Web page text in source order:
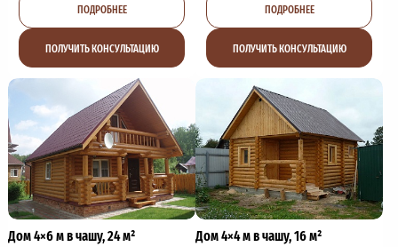
ПОДРОБНЕЕ
ПОЛУЧИТЬ КОНСУЛЬТАЦИЮ
ПОДРОБНЕЕ
ПОЛУЧИТЬ КОНСУЛЬТАЦИЮ
Дом 4×6 м в чашу, 24 м² Дом 4×4 м в чашу, 16 м²